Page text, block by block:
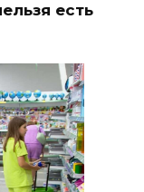
есть